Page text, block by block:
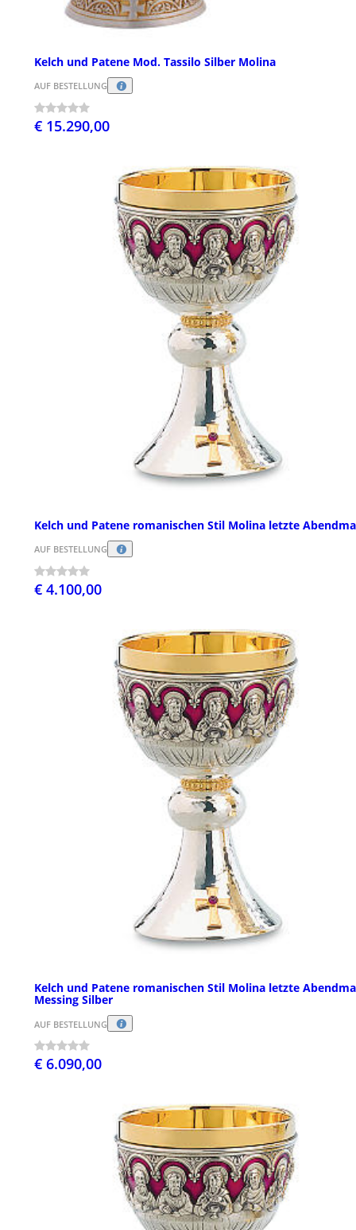
Kelch und Patene Mod. Tassilo Silber Molina
AUF BESTELLUNG
€ 15.290,00
Kelch und Patene romanischen Stil Molina letzte
AUF BESTELLUNG
€ 4.100,00
Kelch und Patene romanischen Stil Molina letzte
Messing Silber
AUF BESTELLUNG
€ 6.090,00